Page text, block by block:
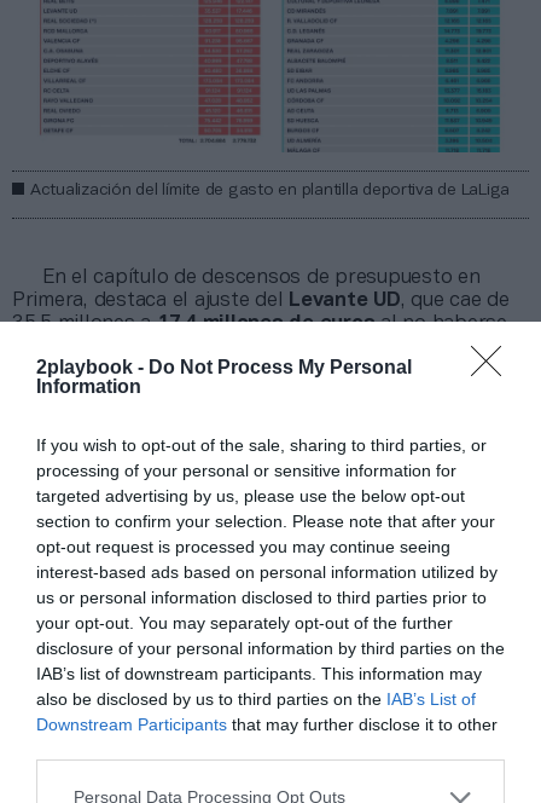
2playbook - Do Not Process My Personal
Information
If you wish to opt-out of the sale, sharing to third parties, or
processing of your personal or sensitive information for
targeted advertising by us, please use the below opt-out
section to confirm your selection. Please note that after your
opt-out request is processed you may continue seeing
interest-based ads based on personal information utilized by
us or personal information disclosed to third parties prior to
your opt-out. You may separately opt-out of the further
disclosure of your personal information by third parties on the
IAB’s list of downstream participants. This information may
also be disclosed by us to third parties on the IAB’s List of
Downstream Participants that may further disclose it to other
Personal Data Processing Opt Outs
Actualización del límite de gasto en plantilla deportiva de LaLiga
En el capítulo de descensos de presupuesto en
Primera, destaca el ajuste del
Levante UD, que cae de
35,5 millones a17,4 millones de eurosal no haberse
materializado algunos traspasos previstos, como el de
Etta Eyong, y elGetafe CF, que desciende hasta
34,8
millones. ElReal Betis
millones, situándose en
36,8 millones
. Entidades como
Real Madrid
(761,2 millones), Sevilla FC
(22,1
millones),
Real Sociedad
(173,1 millones) yRC Celta(91,1 millones) mantienen
sus cifras intactas.
LaLiga Hypermotioneleva su techo total en torno a
un 10%, hasta 220,4 millones de euros. ElCD Leganés
lidera los movimientos al alza alcanzando los19,7
millones, seguido de laUD Almería, que triplica su
capacidad hasta los10,5 millones. Registran mejoras el
RC Deportivo(+1,7 millones),Real Racing(+1,7
millones),UD Las Palmas(+1,8 millones),Real
Zaragoza(+1,5 millones),Albacete Balompié (+0,9
Leonesa(+0,5 millones),CD Castellón(+0,2 millones),
AD Ceuta
(+0,2 millones) y Córdoba CF (+0,1 millones).